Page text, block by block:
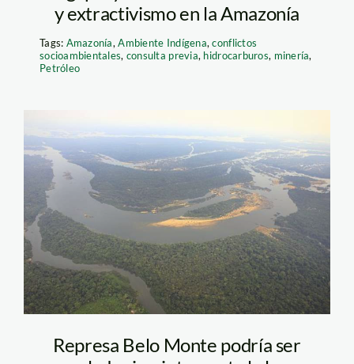
y extractivismo en la Amazonía
Tags: Amazonía,Ambiente Indígena,conflictos
socioambientales, consulta previa, hidrocarburos, minería,
Petróleo
belo-
monte_elperiodico_ar
Represa Belo Monte podría ser